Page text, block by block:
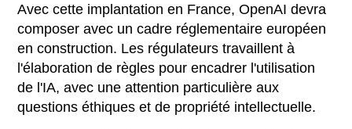
Avec cette implantation en France, OpenAI devra
composer avec un cadre réglementaire européen
en construction. Les régulateurs travaillent à
l'élaboration de règles pour encadrer l'utilisation
de l'IA, avec une attention particulière aux
questions éthiques et de propriété intellectuelle.